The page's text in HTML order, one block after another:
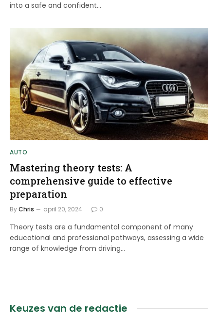
into a safe and confident…
AUTO
Mastering theory tests: A
comprehensive guide to effective
preparation
ByChris april 20, 2024 0
Theory tests are a fundamental component of many
educational and professional pathways, assessing a wide
range of knowledge from driving…
Keuzes van de redactie